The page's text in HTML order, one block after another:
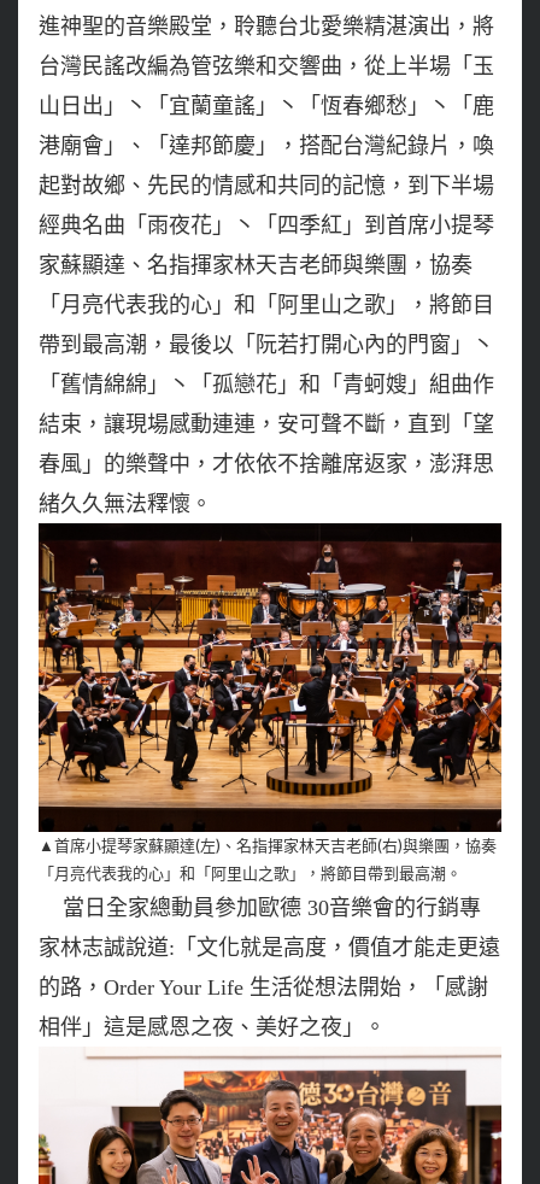
進神聖的音樂殿堂，聆聽台北愛樂精湛演出，將
台灣民謠改編為管弦樂和交響曲，從上半場「玉
山日出」丶「宜蘭童謠」丶「恆春鄉愁」丶「鹿
港廟會」、「達邦節慶」，搭配台灣紀錄片，喚
起對故鄉、先民的情感和共同的記憶，到下半場
經典名曲「雨夜花」丶「四季紅」到首席小提琴
家蘇顯達、名指揮家林天吉老師與樂團，協奏
「月亮代表我的心」和「阿里山之歌」，將節目
帶到最高潮，最後以「阮若打開心內的門窗」丶
「舊情綿綿」丶「孤戀花」和「青蚵嫂」組曲作
結束，讓現場感動連連，安可聲不斷，直到「望
春風」的樂聲中，才依依不捨離席返家，澎湃思
緒久久無法釋懷。
▲ 首席小提琴家蘇顯達(左)、名指揮家林天吉老師(右)與樂團，協奏
「月亮代表我的心」和「阿里山之歌」，將節目帶到最高潮。
當日全家總動員參加歐德 30音樂會的行銷專
家林志誠說道:「文化就是高度，價值才能走更遠
的路，Order Your Life 生活從想法開始，「感謝
相伴」這是感恩之夜、美好之夜」。